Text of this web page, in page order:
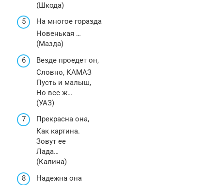
(Шкода)
На многое горазда
Новенькая …
(Мазда)
Везде проедет он,
Словно, КАМАЗ
Пусть и малыш,
Но все ж…
(УАЗ)
Прекрасна она,
Как картина.
Зовут ее
Лада…
(Калина)
Надежна она